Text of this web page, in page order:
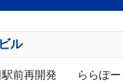
ル
駅前再開発 ららぽ